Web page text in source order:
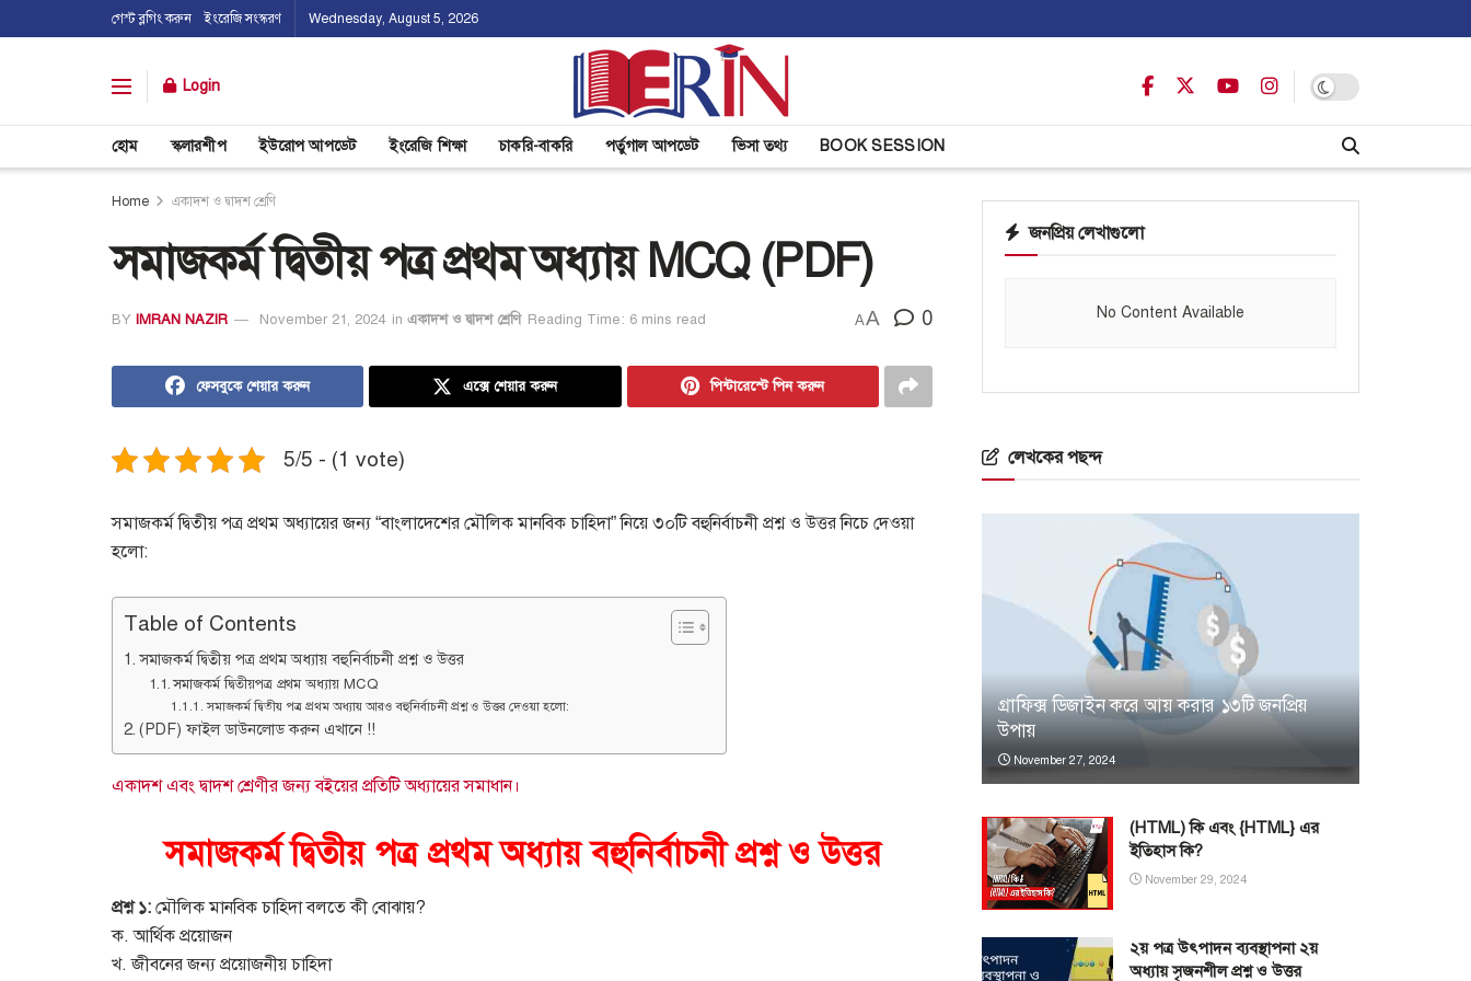
গেস্ট ব্লগিং করুন ইংরেজি সংস্করণ Wednesday, August 5, 2026
Login
হোম স্কলারশীপ ইউরোপ আপডেট ইংরেজি শিক্ষা চাকরি-বাকরি পর্তুগাল আপডেট ভিসা তথ্য BOOK SESSION
Home একাদশ ও দ্বাদশ শ্রেণি
সমাজকর্ম দ্বিতীয় পত্র প্রথম অধ্যায় MCQ (PDF)
BY IMRAN NAZIR November 21, 2024 in একাদশ ও দ্বাদশ শ্রেণি Reading Time: 6 mins read AA 0
ফেসবুকে শেয়ার করুন এক্সে শেয়ার করুন পিন্টারেস্টে পিন করুন
5/5 - (1 vote)
সমাজকর্ম দ্বিতীয় পত্র প্রথম অধ্যায়ের জন্য “বাংলাদেশের মৌলিক মানবিক চাহিদা” নিয়ে ৩০টি বহুনির্বাচনী প্রশ্ন ও উত্তর নিচে দেওয়া
হলো:
Table of Contents
সমাজকর্ম দ্বিতীয় পত্র প্রথম অধ্যায় বহুনির্বাচনী প্রশ্ন ও উত্তর
সমাজকর্ম দ্বিতীয়পত্র প্রথম অধ্যায় MCQ
সমাজকর্ম দ্বিতীয় পত্র প্রথম অধ্যায় আরও বহুনির্বাচনী প্রশ্ন ও উত্তর দেওয়া হলো:
(PDF) ফাইল ডাউনলোড করুন এখানে !!
একাদশ এবং দ্বাদশ শ্রেণীর জন্য বইয়ের প্রতিটি অধ্যায়ের সমাধান।
সমাজকর্ম দ্বিতীয় পত্র প্রথম অধ্যায় বহুনির্বাচনী প্রশ্ন ও উত্তর
প্রশ্ন ১: মৌলিক মানবিক চাহিদা বলতে কী বোঝায়?
ক. আর্থিক প্রয়োজন
খ. জীবনের জন্য প্রয়োজনীয় চাহিদা
জনপ্রিয় লেখাগুলো
No Content Available
লেখকের পছন্দ
গ্রাফিক্স ডিজাইন করে আয় করার ১৩টি জনপ্রিয়
উপায়
November 27, 2024
(HTML) কি এবং {HTML} এর
ইতিহাস কি?
November 29, 2024
২য় পত্র উৎপাদন ব্যবস্থাপনা ২য়
অধ্যায় সৃজনশীল প্রশ্ন ও উত্তর